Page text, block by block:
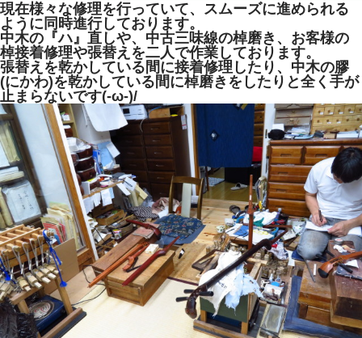
現在様々な修理を行っていて、スムーズに進められる
ように同時進行しております。
中木の『ハ』直しや、中古三味線の棹磨き、お客様の
棹接着修理や張替えを二人で作業しております。
張替えを乾かしている間に接着修理したり、中木の膠
(にかわ)を乾かしている間に棹磨きをしたりと全く手が
止まらないです(-ω-)/